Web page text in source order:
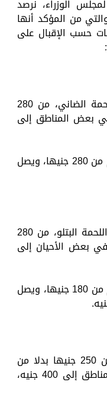
الوزراء، نرصد
من المؤكد أنها
حسب الإقبال على
يبدأ سعر كيلو اللحوم الضأن - اللحمة الضاني، من 280
ويصل في بعض المناطق إلى
فيما يبدأ سعر كيلو لحم ضأن بعظم من 280 جنيها، ويصل
- يبدأ سعر كيلو اللحوم الحمراء - اللحمة البتلو، من 280
ويصل في بعض الأحيان إلى
وكذا يبدأ سعر كيلو لحم بتلو بعظم من 180 جنيها، ويصل
ويبدأ سعر كيلو لحم كندوز كبير من 250 جنيها بدلا من
300 جنيه، فيما يصل في بعض المناطق إلى 400 جنيه،